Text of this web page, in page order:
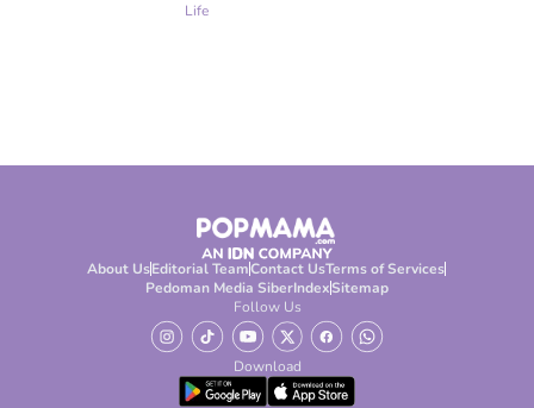
Life
About UsEditorial TeamContact UsTerms of Services
Pedoman Media SiberIndexSitemap
Follow Us
Download